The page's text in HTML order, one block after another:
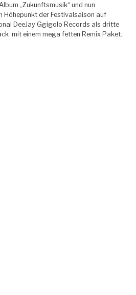
„Zukunftsmusik“ und nun
Höhepunkt der Festivalsaison auf
DeeJay Ggigolo Records als dritte
mit einem mega fetten Remix Paket.